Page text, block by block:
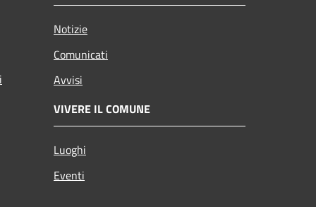
Notizie
Comunicati
Avvisi
VIVERE IL COMUNE
Luoghi
Eventi